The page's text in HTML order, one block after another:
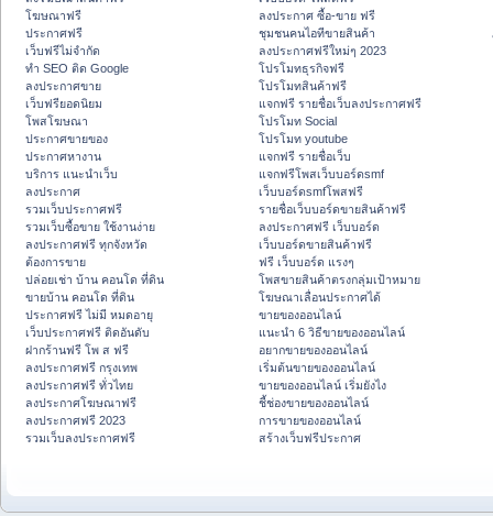
โฆษณาฟรี
ประกาศฟรี
เว็บฟรีไม่จำกัด
ทำ SEO ติด Google
ลงประกาศขาย
เว็บฟรียอดนิยม
โพสโฆษณา
ประกาศขายของ
ประกาศหางาน
บริการ แนะนำเว็บ
ลงประกาศ
รวมเว็บประกาศฟรี
รวมเว็บซื้อขาย ใช้งานง่าย
ลงประกาศฟรี ทุกจังหวัด
ต้องการขาย
ปล่อยเช่า บ้าน คอนโด ที่ดิน
ขายบ้าน คอนโด ที่ดิน
ประกาศฟรี ไม่มี หมดอายุ
เว็บประกาศฟรี ติดอันดับ
ฝากร้านฟรี โพ ส ฟรี
ลงประกาศฟรี กรุงเทพ
ลงประกาศฟรี ทั่วไทย
ลงประกาศโฆษณาฟรี
ลงประกาศฟรี 2023
รวมเว็บลงประกาศฟรี
ลงประกาศ ซื้อ-ขาย ฟรี
ชุมชนคนไอทีขายสินค้า
ลงประกาศฟรีใหม่ๆ 2023
โปรโมทธุรกิจฟรี
โปรโมทสินค้าฟรี
แจกฟรี รายชื่อเว็บลงประกาศฟรี
โปรโมท Social
โปรโมท youtube
แจกฟรี รายชื่อเว็บ
แจกฟรีโพสเว็บบอร์ดsmf
เว็บบอร์ดsmfโพสฟรี
รายชื่อเว็บบอร์ดขายสินค้าฟรี
ลงประกาศฟรี เว็บบอร์ด
เว็บบอร์ดขายสินค้าฟรี
ฟรี เว็บบอร์ด แรงๆ
โพสขายสินค้าตรงกลุ่มเป้าหมาย
โฆษณาเลื่อนประกาศได้
ขายของออนไลน์
แนะนำ 6 วิธีขายของออนไลน์
อยากขายของออนไลน์
เริ่มต้นขายของออนไลน์
ขายของออนไลน์ เริ่มยังไง
ชี้ช่องขายของออนไลน์
การขายของออนไลน์
สร้างเว็บฟรีประกาศ